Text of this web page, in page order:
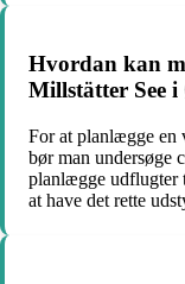
Hvordan kan
Millstätter See
For at planlægge en
bør man undersøge
planlægge udflugter
at have det rette